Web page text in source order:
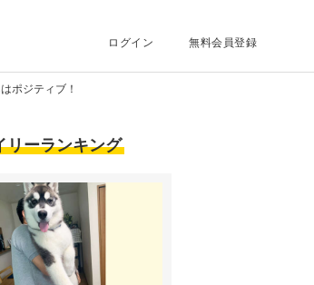
ログイン 無料会員登録
ポジティブ！
リーランキング